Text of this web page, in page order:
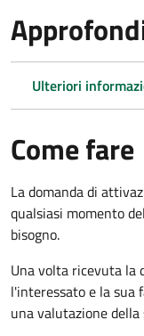
Ulteriori
Come fare
La domanda di
qualsiasi momento
bisogno.
Una volta ricevuta la
l'interessato e la sua
una valutazione della